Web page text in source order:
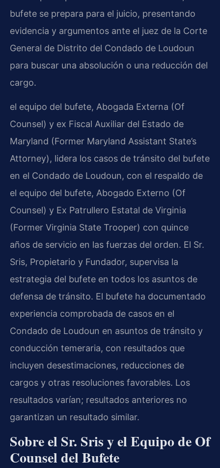
bufete se prepara para el juicio, presentando
evidencia y argumentos ante el juez de la Corte
General de Distrito del Condado de Loudoun
para buscar una absolución o una reducción del
cargo.
el equipo del bufete, Abogada Externa (Of
Counsel) y ex Fiscal Auxiliar del Estado de
Maryland (Former Maryland Assistant State’s
Attorney), lidera los casos de tránsito del bufete
en el Condado de Loudoun, con el respaldo de
el equipo del bufete, Abogado Externo (Of
Counsel) y Ex Patrullero Estatal de Virginia
(Former Virginia State Trooper) con quince
años de servicio en las fuerzas del orden. El Sr.
Sris, Propietario y Fundador, supervisa la
estrategia del bufete en todos los asuntos de
defensa de tránsito. El bufete ha documentado
experiencia comprobada de casos en el
Condado de Loudoun en asuntos de tránsito y
conducción temeraria, con resultados que
incluyen desestimaciones, reducciones de
cargos y otras resoluciones favorables. Los
resultados varían; resultados anteriores no
garantizan un resultado similar.
Sobre el Sr. Sris y el Equipo de Of
Counsel del Bufete